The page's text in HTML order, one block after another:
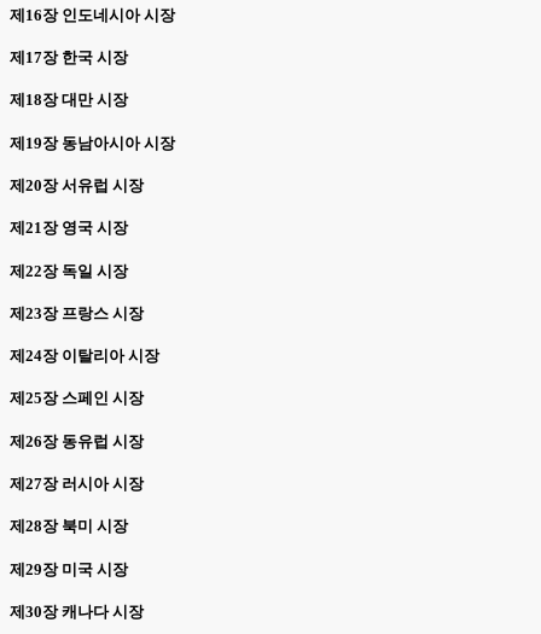
제16장 인도네시아 시장
제17장 한국 시장
제18장 대만 시장
제19장 동남아시아 시장
제20장 서유럽 시장
제21장 영국 시장
제22장 독일 시장
제23장 프랑스 시장
제24장 이탈리아 시장
제25장 스페인 시장
제26장 동유럽 시장
제27장 러시아 시장
제28장 북미 시장
제29장 미국 시장
제30장 캐나다 시장